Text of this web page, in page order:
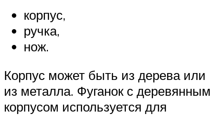
корпус,
ручка,
нож.
Корпус может быть из дерева или
из металла. Фуганок с деревянным
корпусом используется для